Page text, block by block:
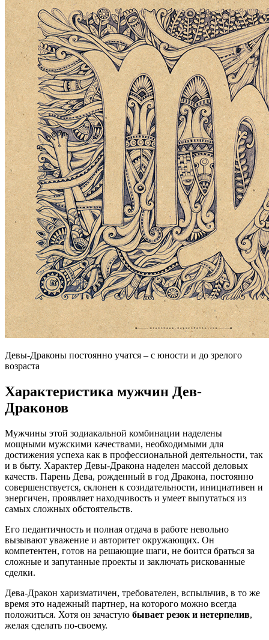
Девы-Драконы постоянно учатся – с юности и до зрелого
возраста
Характеристика мужчин Дев-
Драконов
Мужчины этой зодиакальной комбинации наделены
мощными мужскими качествами, необходимыми для
достижения успеха как в профессиональной деятельности, так
и в быту. Характер Девы-Дракона наделен массой деловых
качеств. Парень Дева, рожденный в год Дракона, постоянно
совершенствуется, склонен к созидательности, инициативен и
энергичен, проявляет находчивость и умеет выпутаться из
самых сложных обстоятельств.
Его педантичность и полная отдача в работе невольно
вызывают уважение и авторитет окружающих. Он
компетентен, готов на решающие шаги, не боится браться за
сложные и запутанные проекты и заключать рискованные
сделки.
Дева-Дракон харизматичен, требователен, вспыльчив, в то же
время это надежный партнер, на которого можно всегда
положиться. Хотя он зачастую бывает резок и нетерпелив,
желая сделать по-своему.